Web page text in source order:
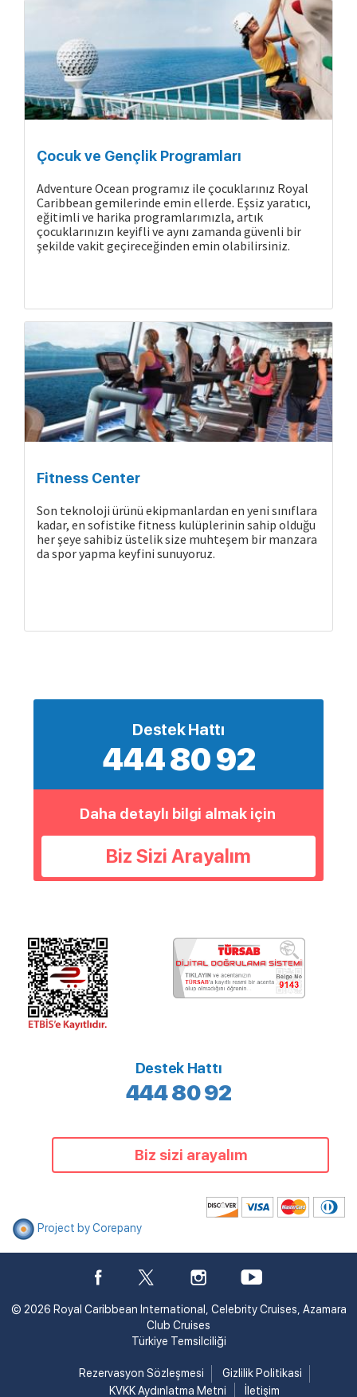
Gemide Yaşam
Çocuk ve Gençlik Programları
Adventure Ocean programız ile çocuklarınız Royal
Caribbean gemilerinde emin ellerde. Eşsiz yaratıcı,
eğitimli ve harika programlarımızla, artık
çocuklarınızın keyifli ve aynı zamanda güvenli bir
şekilde vakit geçireceğinden emin olabilirsiniz.
Fitness Center
Son teknoloji ürünü ekipmanlardan en yeni sınıflara
kadar, en sofistike fitness kulüplerinin sahip olduğu
her şeye sahibiz üstelik size muhteşem bir manzara
da spor yapma keyfini sunuyoruz.
Destek Hattı
444 80 92
Daha detaylı bilgi almak için
Biz Sizi Arayalım
Destek Hattı
444 80 92
Biz sizi arayalım
Project by Corepany
© 2026 Royal Caribbean International, Celebrity Cruises, Azamara
Club Cruises
Türkiye Temsilciliği
Rezervasyon Sözleşmesi
Gizlilik Politikasi
KVKK Aydınlatma Metni
İletişim